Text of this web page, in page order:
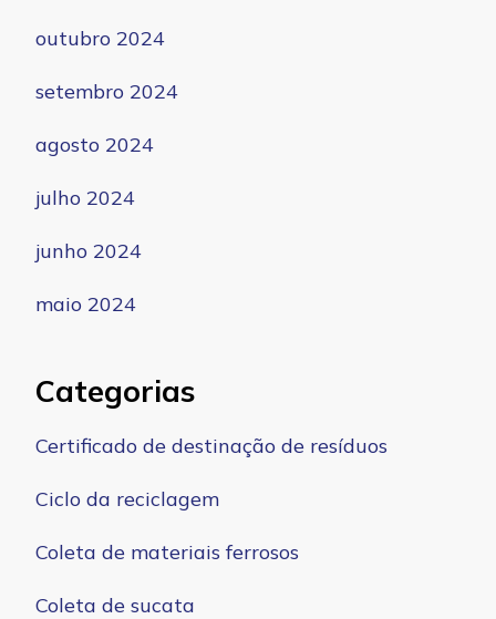
outubro 2024
setembro 2024
agosto 2024
julho 2024
junho 2024
maio 2024
Categorias
Certificado de destinação de resíduos
Ciclo da reciclagem
Coleta de materiais ferrosos
Coleta de sucata